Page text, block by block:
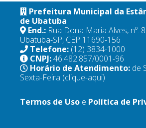
Prefeitura Municipal da
de Ubatuba
End.: Rua Dona Maria Alves, nº.
Ubatuba-SP, CEP 11690-156
Telefone: (12) 3834-1000
CNPJ:46.482.857/0001-96
Horário de Atendimento: de
Sexta-Feira (clique-aqui)
Termos de Uso e Política de